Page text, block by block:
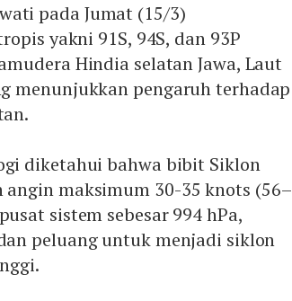
pada Jumat (15/3)
yakni 91S, 94S, dan 93P
Hindia selatan Jawa, Laut
menunjukkan pengaruh terhadap
diketahui bahwa bibit Siklon
maksimum 30-35 knots (56–
sistem sebesar 994 hPa,
peluang untuk menjadi siklon